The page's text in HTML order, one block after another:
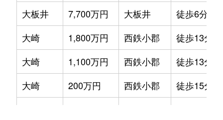
大板井
7,700万円 大板井
徒歩6分
大崎
1,800万円 西鉄小郡
徒歩13分
大崎
1,100万円 西鉄小郡
徒歩13分
大崎
200万円 西鉄小郡
徒歩15分